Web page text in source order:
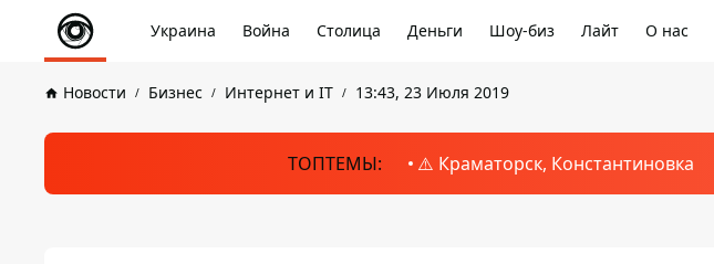
Украина Война Столица Деньги Шоу-биз Лайт О нас
Новости Бизнес Интернет и IT 13:43, 23 Июля 2019
ТОПТЕМЫ: ⚠️ Краматорск, Константиновка